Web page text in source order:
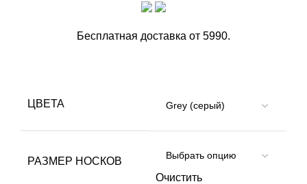
Бесплатная доставка от 5990.
ЦВЕТА
РАЗМЕР НОСКОВ
Очистить